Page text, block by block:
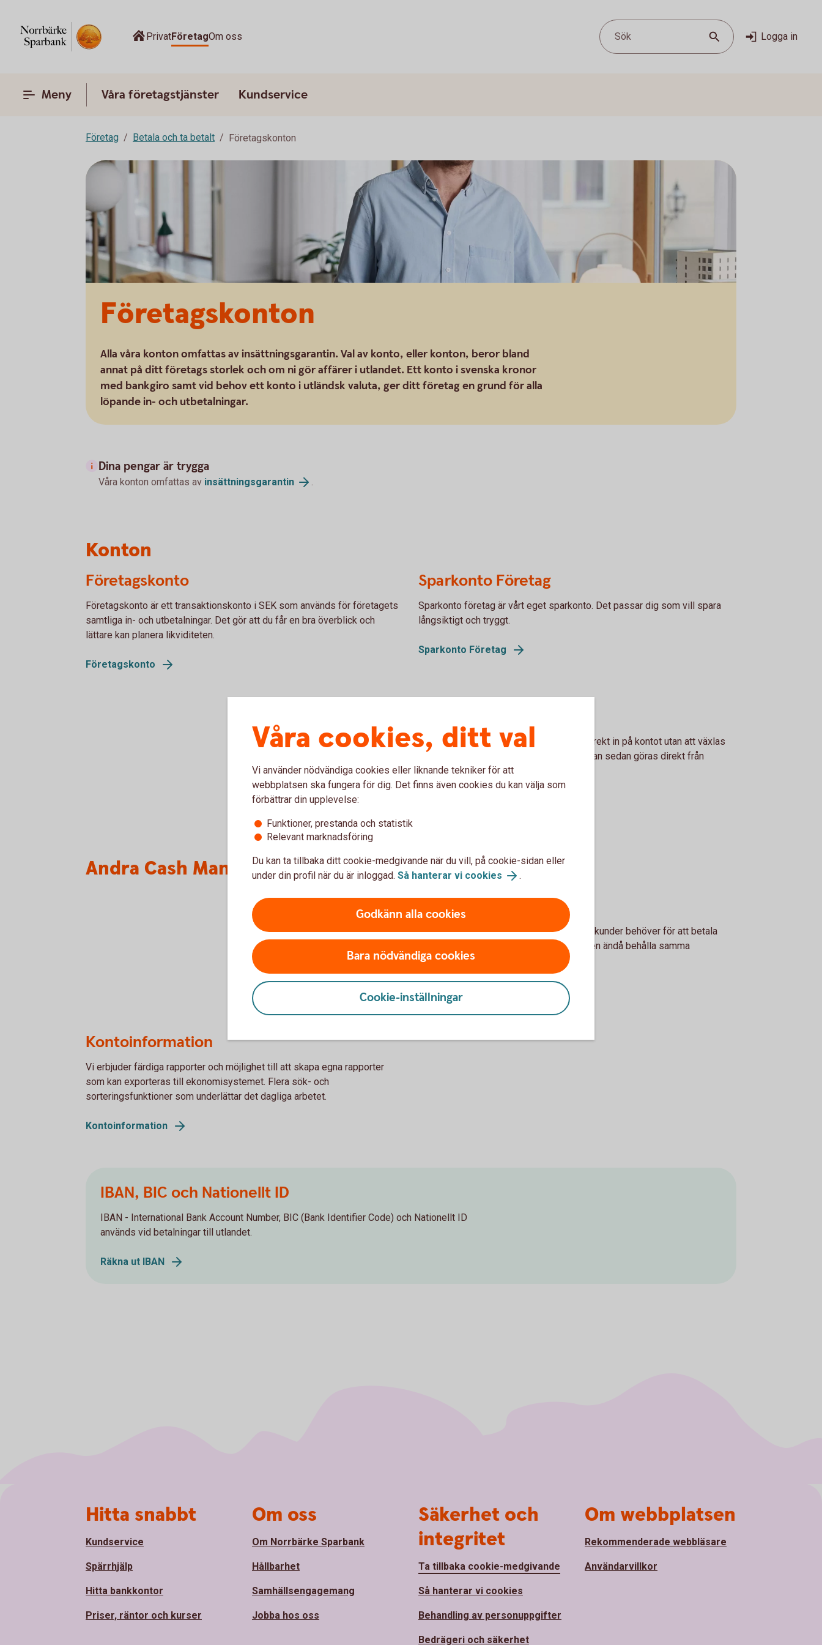
PrivatFöretagOm oss Sök Logga in
Meny Våra företagstjänster Kundservice
Företag Betala och ta betalt Företagskonton
Företagskonton
Alla våra konton omfattas av insättningsgarantin. Val av konto, eller konton, beror bland
annat på ditt företags storlek och om ni gör affärer i utlandet. Ett konto i svenska kronor
med bankgiro samt vid behov ett konto i utländsk valuta, ger ditt företag en grund för alla
löpande in- och utbetalningar.
Dina pengar är trygga
Våra konton omfattas av insättningsgarantin .
Konton
Företagskonto
Företagskonto är ett transaktionskonto i SEK som används för företagets
samtliga in- och utbetalningar. Det gör att du får en bra överblick och
lättare kan planera likviditeten.
Företagskonto
Sparkonto Företag
Sparkonto företag är vårt eget sparkonto. Det passar dig som vill spara
långsiktigt och tryggt.
Sparkonto Företag
På ett valutakonto går exportintäkterna direkt in på kontot utan att växlas
till svenska kronor. Importbetalningarna kan sedan göras direkt från
samma konto.
Andra Cash Management-lösningar
Bankgironummer
Ditt företags bankgironummer är allt dina kunder behöver för att betala
dina fakturor. Du kan enkelt byta konto men ändå behålla samma
bankgironummer.
Bankgiro
Kontoinformation
Vi erbjuder färdiga rapporter och möjlighet till att skapa egna rapporter
som kan exporteras till ekonomisystemet. Flera sök- och
sorteringsfunktioner som underlättar det dagliga arbetet.
Kontoinformation
IBAN, BIC och Nationellt ID
IBAN - International Bank Account Number, BIC (Bank Identifier Code) och Nationellt ID
används vid betalningar till utlandet.
Räkna ut IBAN
Våra cookies, ditt val
Vi använder nödvändiga cookies eller liknande tekniker för att
webbplatsen ska fungera för dig. Det finns även cookies du kan välja som
förbättrar din upplevelse:
Funktioner, prestanda och statistik
Relevant marknadsföring
Du kan ta tillbaka ditt cookie-medgivande när du vill, på cookie-sidan eller
under din profil när du är inloggad. Så hanterar vi cookies .
Godkänn alla cookies
Bara nödvändiga cookies
Cookie-inställningar
Hitta snabbt
Kundservice
Spärrhjälp
Hitta bankkontor
Priser, räntor och kurser
Om oss
Om Norrbärke Sparbank
Hållbarhet
Samhällsengagemang
Jobba hos oss
Säkerhet och
integritet
Ta tillbaka cookie-medgivande
Så hanterar vi cookies
Behandling av personuppgifter
Bedrägeri och säkerhet
Om webbplatsen
Rekommenderade webbläsare
Användarvillkor